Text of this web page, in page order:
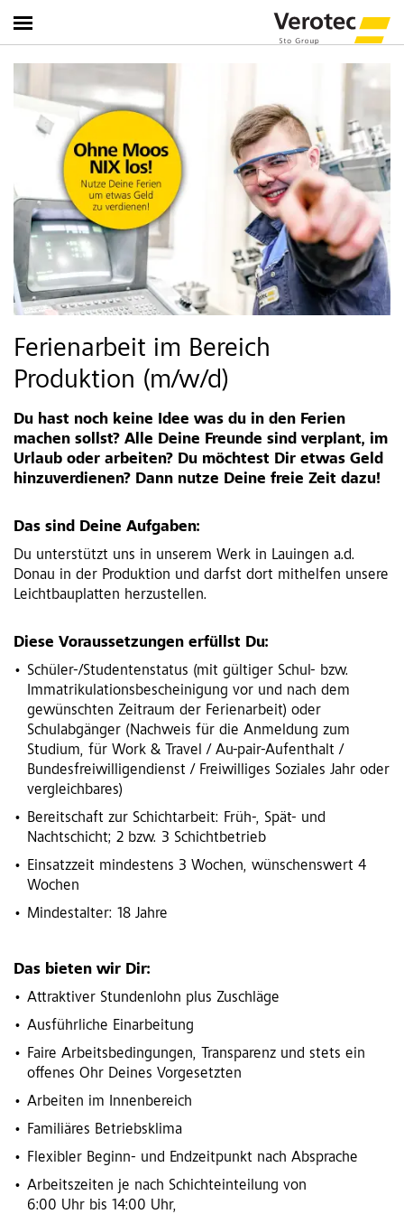
Ferienarbeit im Bereich
Produktion (m/w/d)
Du hast noch keine Idee was du in den Ferien
machen sollst? Alle Deine Freunde sind verplant, im
Urlaub oder arbeiten? Du möchtest Dir etwas Geld
hinzuverdienen? Dann nutze Deine freie Zeit dazu!
Das sind Deine Aufgaben:
Du unterstützt uns in unserem Werk in Lauingen a.d.
Donau in der Produktion und darfst dort mithelfen unsere
Leichtbauplatten herzustellen.
Diese Voraussetzungen erfüllst Du:
Schüler-/Studentenstatus (mit gültiger Schul- bzw.
Immatrikulationsbescheinigung vor und nach dem
gewünschten Zeitraum der Ferienarbeit) oder
Schulabgänger (Nachweis für die Anmeldung zum
Studium, für Work & Travel / Au-pair-Aufenthalt /
Bundesfreiwilligendienst / Freiwilliges Soziales Jahr oder
vergleichbares)
Bereitschaft zur Schichtarbeit: Früh-, Spät- und
Nachtschicht; 2 bzw. 3 Schichtbetrieb
Einsatzzeit mindestens 3 Wochen, wünschenswert 4
Wochen
Mindestalter: 18 Jahre
Das bieten wir Dir:
Attraktiver Stundenlohn plus Zuschläge
Ausführliche Einarbeitung
Faire Arbeitsbedingungen, Transparenz und stets ein
offenes Ohr Deines Vorgesetzten
Arbeiten im Innenbereich
Familiäres Betriebsklima
Flexibler Beginn- und Endzeitpunkt nach Absprache
Arbeitszeiten je nach Schichteinteilung von
6:00 Uhr bis 14:00 Uhr,